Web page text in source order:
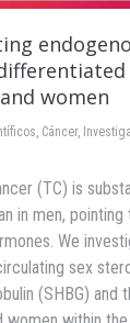
women
, Cáncer,
(TC) is
in men,
We
sex
(SHBG)